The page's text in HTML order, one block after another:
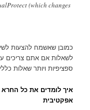
(which changes
כמובן שאשמח להצעות
לשאלות אם אתם צריכים
ספציפיות ויותר שאלות
איך לומדים את כל החרא
אפקטיבית